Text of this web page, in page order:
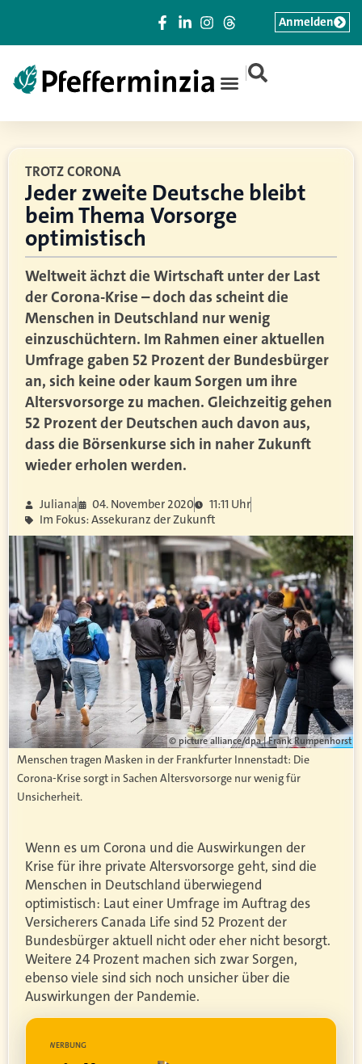
|
Anmelden
TROTZ CORONA
Jeder zweite Deutsche bleibt
beim Thema Vorsorge
optimistisch
Weltweit ächzt die Wirtschaft unter der Last
der Corona-Krise – doch das scheint die
Menschen in Deutschland nur wenig
einzuschüchtern. Im Rahmen einer aktuellen
Umfrage gaben 52 Prozent der Bundesbürger
an, sich keine oder kaum Sorgen um ihre
Altersvorsorge zu machen. Gleichzeitig gehen
52 Prozent der Deutschen auch davon aus,
dass die Börsenkurse sich in naher Zukunft
wieder erholen werden.
Juliana 04. November 2020
11:11 Uhr
Im Fokus: Assekuranz der Zukunft
© picture alliance/dpa | Frank Rumpenhorst
Menschen tragen Masken in der Frankfurter Innenstadt: Die
Corona-Krise sorgt in Sachen Altersvorsorge nur wenig für
Unsicherheit.
Wenn es um Corona und die Auswirkungen der
Krise für ihre private Altersvorsorge geht, sind die
Menschen in Deutschland überwiegend
optimistisch: Laut einer Umfrage im Auftrag des
Versicherers Canada Life sind 52 Prozent der
Bundesbürger aktuell nicht oder eher nicht besorgt.
Weitere 24 Prozent machen sich zwar Sorgen,
ebenso viele sind sich noch unsicher über die
Auswirkungen der Pandemie.